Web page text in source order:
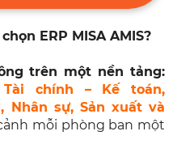
ERP MISA AMIS?
trên một nền tảng:
Tài chính – Kế toán,
Nhân sự, Sản xuất và
mỗi phòng ban một